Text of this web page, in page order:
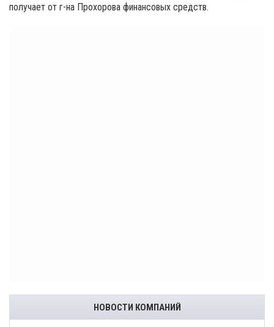
получает от г-на Прохорова финансовых средств.
НОВОСТИ КОМПАНИЙ